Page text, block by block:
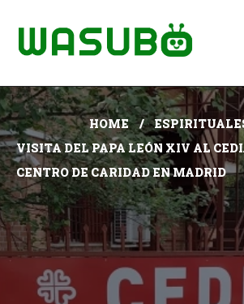
HOME
VISITA DEL PAPA LEÓN XIV AL
CENTRO DE CARIDAD EN MADRID